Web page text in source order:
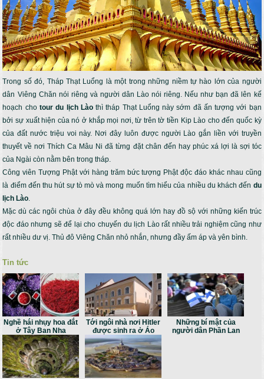
Trong số đó, Tháp Thạt Luổng là một trong những niềm tự hào lớn của người
dân Viêng Chăn nói riêng và người dân Lào nói riêng. Nếu như bạn đã lên kế
hoạch cho tour du lịch Làothì tháp Thạt Luổng này sớm đã ấn tượng với bạn
bởi sự xuất hiện của nó ở khắp mọi nơi, từ trên tờ tiền Kip Lào cho đến quốc kỳ
của đất nước triệu voi này. Nơi đây luôn được người Lào gắn liền với truyền
thuyết về nơi Thích Ca Mâu Ni đã từng đặt chân đến hay phúc xá lợi là sợi tóc
của Ngài còn nằm bên trong tháp.
Công viên Tượng Phật với hàng trăm bức tượng Phật độc đáo khác nhau cũng
là điểm đến thu hút sự tò mò và mong muốn tìm hiểu của nhiều du khách đến du
lịch Lào
Mặc dù các ngôi chùa ở đây đều không quá lớn hay đồ sộ với những kiến trúc
độc đáo nhưng sẽ để lại cho chuyến du lịch Lào rất nhiều trải nghiệm cũng như
rất nhiều dư vị. Thủ đô Viêng Chăn nhỏ nhắn, nhưng đầy ấm áp và yên bình.
Tin tức
Nghề hái nhụy hoa đắt
ở Tây Ban Nha
Tới ngôi nhà nơi Hitler
được sinh ra ở Áo
Những bí mật của
người dân Phần Lan